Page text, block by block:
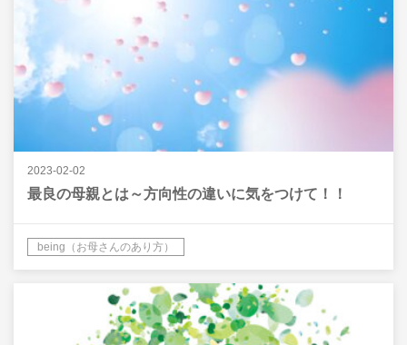
2023-02-02
最良の母親とは～方向性の違いに気をつけて！！
being（お母さんのあり方）